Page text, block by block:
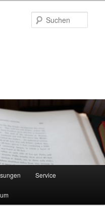
Service